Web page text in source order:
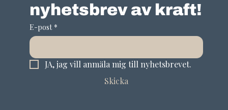
nyhetsbrev av kraft!
E-post *
JA, jag vill anmäla mig till nyhetsbrevet.
Skicka